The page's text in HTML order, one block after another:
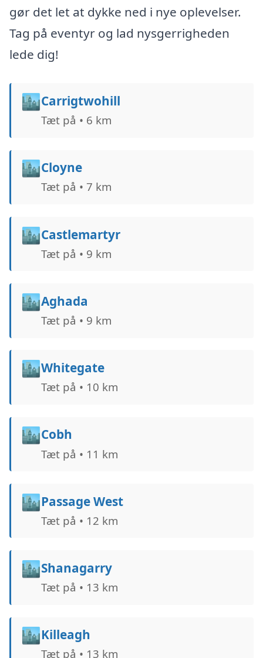
gør det let at dykke ned i nye oplevelser.
Tag på eventyr og lad nysgerrigheden
lede dig!
🏙️Carrigtwohill
Tæt på • 6 km
🏙️Cloyne
Tæt på • 7 km
🏙️Castlemartyr
Tæt på • 9 km
🏙️Aghada
Tæt på • 9 km
🏙️Whitegate
Tæt på • 10 km
🏙️Cobh
Tæt på • 11 km
🏙️Passage West
Tæt på • 12 km
🏙️Shanagarry
Tæt på • 13 km
🏙️Killeagh
Tæt på • 13 km